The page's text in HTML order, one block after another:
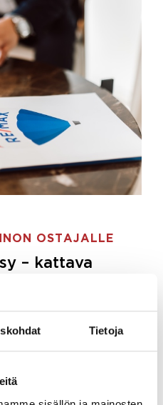
Tietoja
OSTAJALLE
– kattava
ja etsimme juuri